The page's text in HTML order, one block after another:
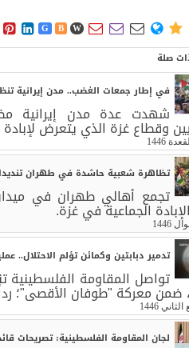
  G B W     
صلة
في إطار جمعات الغضب.. مدن إيرانية
شهدت عدة مدن إيرانية
وقطاع غزة الذي يتعرض لإبادة
تظاهرة شعبية حاشدة في طهران تنديدا
تجمع أهالي طهران في
الجماعية في غزة.
تدمير دبابتين وكمائن تؤلم الاحتلال..
تواصل المقاومة الفلسطينية
ضمن معركة "طوفان الأقصى"؛
لجان المقاومة الفلسطينية: تصريحات